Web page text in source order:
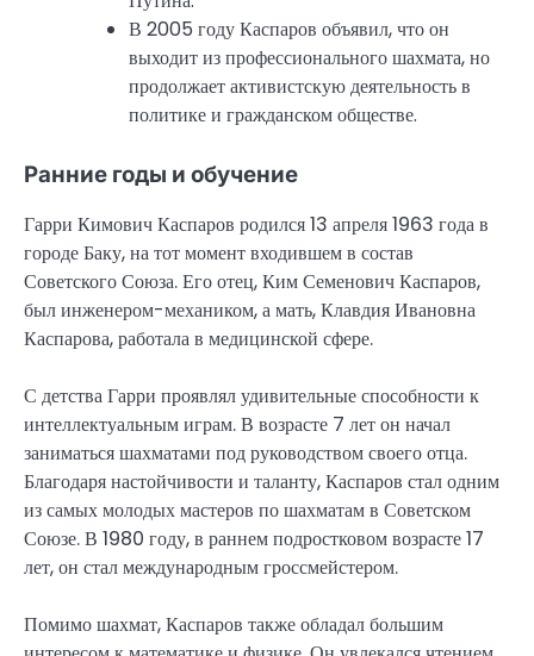
В 2005 году Каспаров объявил, что он
выходит из профессионального шахмата, но
продолжает активистскую деятельность в
политике и гражданском обществе.
Ранние годы и обучение
Гарри Кимович Каспаров родился 13 апреля 1963 года в
городе Баку, на тот момент входившем в состав
Советского Союза. Его отец, Ким Семенович Каспаров,
был инженером-механиком, а мать, Клавдия Ивановна
Каспарова, работала в медицинской сфере.
С детства Гарри проявлял удивительные способности к
интеллектуальным играм. В возрасте 7 лет он начал
заниматься шахматами под руководством своего отца.
Благодаря настойчивости и таланту, Каспаров стал одним
из самых молодых мастеров по шахматам в Советском
Союзе. В 1980 году, в раннем подростковом возрасте 17
лет, он стал международным гроссмейстером.
Помимо шахмат, Каспаров также обладал большим